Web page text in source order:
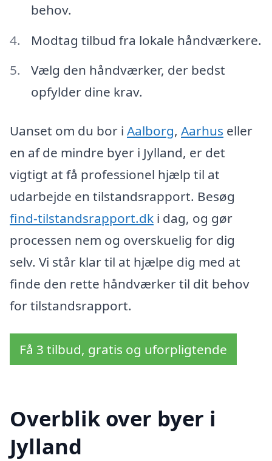
behov.
Modtag tilbud fra lokale håndværkere.
Vælg den håndværker, der bedst
opfylder dine krav.
Uanset om du bor i Aalborg, Aarhus eller
en af de mindre byer i Jylland, er det
vigtigt at få professionel hjælp til at
udarbejde en tilstandsrapport. Besøg
find-tilstandsrapport.dk i dag, og gør
processen nem og overskuelig for dig
selv. Vi står klar til at hjælpe dig med at
finde den rette håndværker til dit behov
for tilstandsrapport.
Få 3 tilbud, gratis og uforpligtende
Overblik over byer i
Jylland